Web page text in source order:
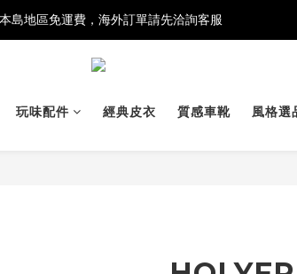
島地區免運費，海外訂單請先洽詢客服
玩味配件 經典皮衣 質感車靴 風格選